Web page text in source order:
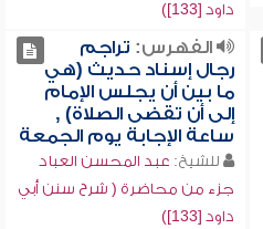
داود [133])
الفهرس: تراجم
رجال إسناد حديث (هي
ما بين أن يجلس الإمام
إلى أن تقضى الصلاة) ,
ساعة الإجابة يوم الجمعة
للشيخ: عبد المحسن العباد
جزء من محاضرة ( شرح سنن أبي
داود [133])